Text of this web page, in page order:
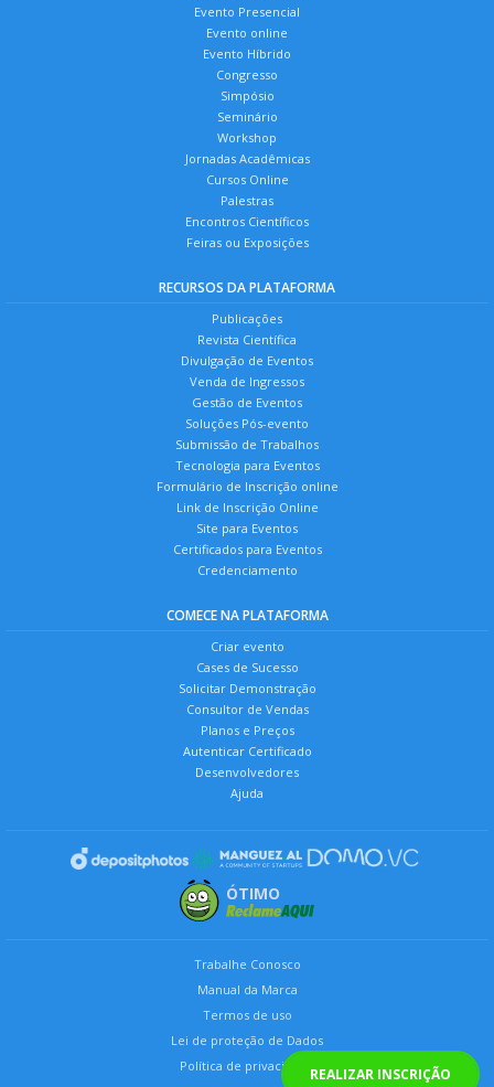
REALIZAR INSCRIÇÃO
Evento Presencial
Evento online
Evento Híbrido
Congresso
Simpósio
Seminário
Workshop
Jornadas Acadêmicas
Cursos Online
Palestras
Encontros Científicos
Feiras ou Exposições
RECURSOS DA PLATAFORMA
Publicações
Revista Científica
Divulgação de Eventos
Venda de Ingressos
Gestão de Eventos
Soluções Pós-evento
Submissão de Trabalhos
Tecnologia para Eventos
Formulário de Inscrição online
Link de Inscrição Online
Site para Eventos
Certificados para Eventos
Credenciamento
COMECE NA PLATAFORMA
Criar evento
Cases de Sucesso
Solicitar Demonstração
Consultor de Vendas
Planos e Preços
Autenticar Certificado
Desenvolvedores
Ajuda
ÓTIMO
Trabalhe Conosco
Manual da Marca
Termos de uso
Lei de proteção de Dados
Política de privacidade